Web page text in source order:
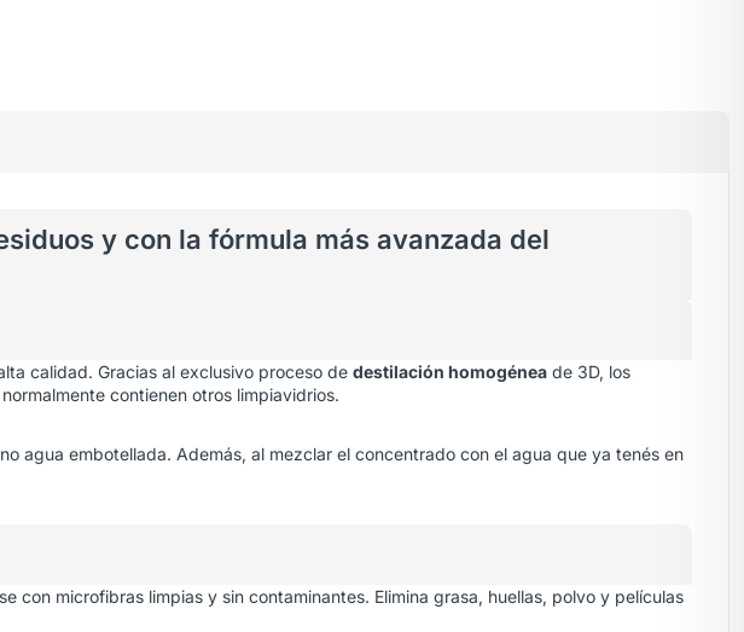
y con la fórmula más avanzada del
calidad. Gracias al exclusivo proceso de destilación homogénea de 3D, los
contienen otros limpiavidrios.
agua embotellada. Además, al mezclar el concentrado con el agua que ya tenés en
con microfibras limpias y sin contaminantes. Elimina grasa, huellas, polvo y películas